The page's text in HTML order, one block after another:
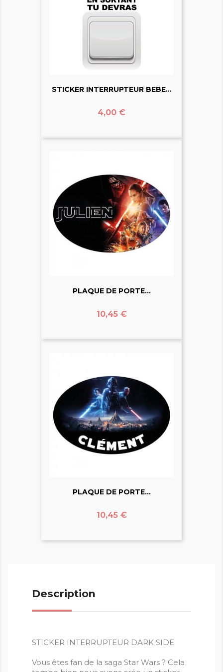
STICKER INTERRUPTEUR BEBE...
Prix
4,00 €
PLAQUE DE PORTE...
Prix
10,45 €
PLAQUE DE PORTE...
Prix
10,45 €
Description
STICKER INTERRUPTEUR DARK SIDE
Vous êtes fan de la saga Star Wars ? Cela